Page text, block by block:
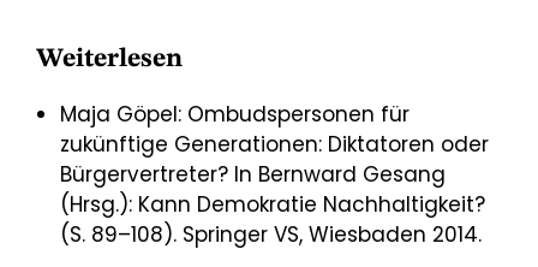
Weiterlesen
Maja Göpel: Ombudspersonen für
zukünftige Generationen: Diktatoren oder
Bürgervertreter? In Bernward Gesang
(Hrsg.): Kann Demokratie Nachhaltigkeit?
(S. 89–108). Springer VS, Wiesbaden 2014.